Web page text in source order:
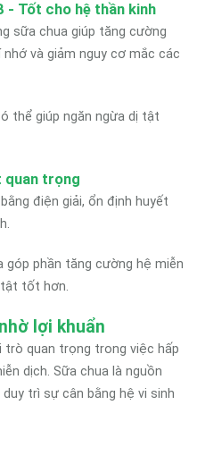
- Tốt cho hệ thần kinh
sữa chua giúp tăng cường
và giảm nguy cơ mắc các
thể giúp ngăn ngừa dị tật
quan trọng
điện giải, ổn định huyết
góp phần tăng cường hệ miễn
tật tốt hơn.
lợi khuẩn
trò quan trọng trong việc hấp
dịch. Sữa chua là nguồn
trì sự cân bằng hệ vi sinh